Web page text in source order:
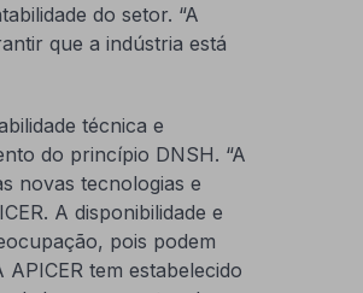
do setor. “A
que a indústria está
técnica e
do princípio DNSH. “A
novas tecnologias e
A disponibilidade e
pois podem
tem estabelecido